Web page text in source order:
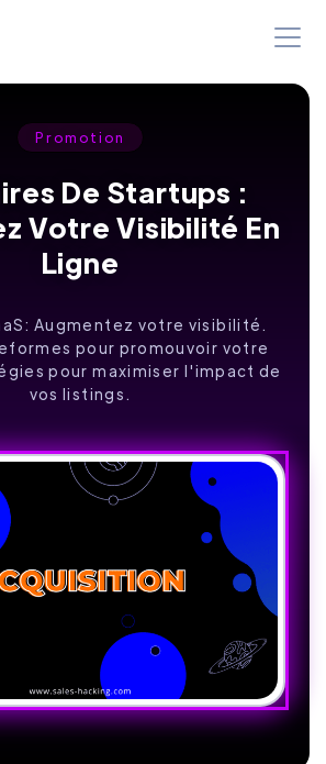
Promotion
De Startups :
Votre Visibilité En
Ligne
Augmentez votre visibilité.
pour promouvoir votre
pour maximiser l'impact de
vos listings.